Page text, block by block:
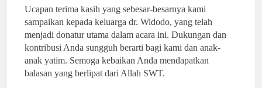
Ucapan terima kasih yang sebesar-besarnya kami
sampaikan kepada keluarga dr. Widodo, yang telah
menjadi donatur utama dalam acara ini. Dukungan dan
kontribusi Anda sungguh berarti bagi kami dan anak-
anak yatim. Semoga kebaikan Anda mendapatkan
balasan yang berlipat dari Allah SWT.